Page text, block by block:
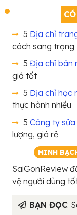
5 Địa chỉ
cách sang trọng
5 Địa chỉ bán
giá tốt
5 Địa chỉ học
thực hành nhiều
5 Công ty
lượng, giá rẻ
MINH
SaiGonReview
vệ người dùng
BẠN ĐỌC: